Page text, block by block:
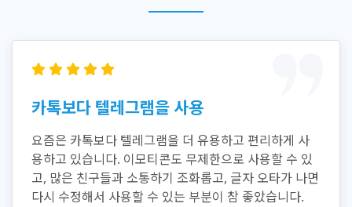
카톡보다 텔레그램을 사용
요즘은 카톡보다 텔레그램을 더 유용하고 편리하게 사
용하고 있습니다. 이모티콘도 무제한으로 사용할 수 있
고, 많은 친구들과 소통하기 조화롭고, 글자 오타가 나면
다시 수정해서 사용할 수 있는 부분이 참 좋았습니다.